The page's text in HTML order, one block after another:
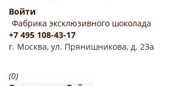
Войти
Фабрика эксклюзивного шоколада
+7 495 108-43-17
г. Москва, ул. Прянишникова, д. 23а
(0)